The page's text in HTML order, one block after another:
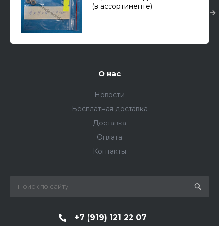
(в ассортименте)
О нас
Новости
Бесплатная доставка
Доставка
Оплата
Контакты
+7 (919) 121 22 07